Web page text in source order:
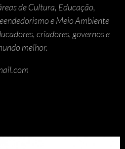
de Cultura, Educação,
e Meio Ambiente
criadores, governos e
melhor.